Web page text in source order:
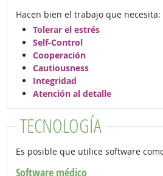
Hacen bien el trabajo que necesita:
Tolerar el estrés
Self-Control
Cooperación
Cautiousness
Integridad
Atención al detalle
TECNOLOGÍA
Es posible que utilice software
Software médico